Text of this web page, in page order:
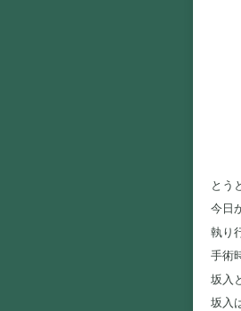
とう
今日
執り
手術
坂入
坂入